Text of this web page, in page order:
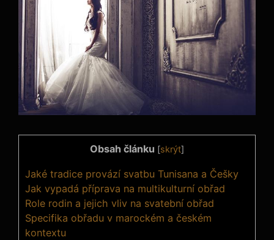
Obsah článku [skrýt]
Jaké tradice provází svatbu Tunisana a Češky
Jak vypadá příprava na multikulturní obřad
Role rodin a jejich vliv na svatební obřad
Specifika obřadu v marockém a českém
kontextu